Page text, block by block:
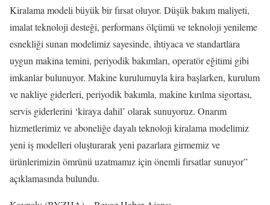
Kiralama modeli büyük bir fırsat oluyor. Düşük bakım maliyeti,
imalat teknoloji desteği, performans ölçümü ve teknoloji yenileme
esnekliği sunan modelimiz sayesinde, ihtiyaca ve standartlara
uygun makina temini, periyodik bakımları, operatör eğitimi gibi
imkanlar bulunuyor. Makine kurulumuyla kira başlarken, kurulum
ve nakliye giderleri, periyodik bakımla, makine kırılma sigortası,
servis giderlerini ‘kiraya dahil’ olarak sunuyoruz. Onarım
hizmetlerimiz ve aboneliğe dayalı teknoloji kiralama modelimiz
yeni iş modelleri oluşturarak yeni pazarlara girmemiz ve
ürünlerimizin ömrünü uzatmamız için önemli fırsatlar sunuyor”
açıklamasında bulundu.